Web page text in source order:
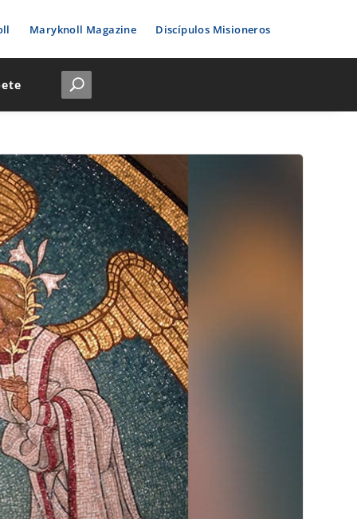
Maryknoll Magazine Discípulos Misioneros